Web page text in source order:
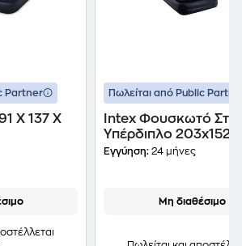
Partner
X 137 X
Πωλείται από Public
Intex Φουσκωτό
Υπέρδιπλο
Με Μαξιλάρι Σε Μπλε
Εγγύηση: 24 μήνες
Μη διαθέσιμο